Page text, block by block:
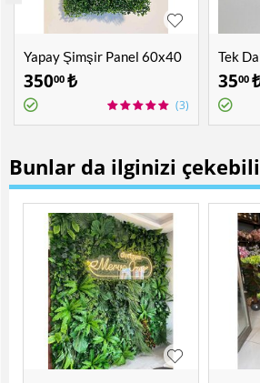
Yapay Şimşir Panel 60x40
cm
35000 ₺
(3)
Tek
3500
Bunlar da ilginizi